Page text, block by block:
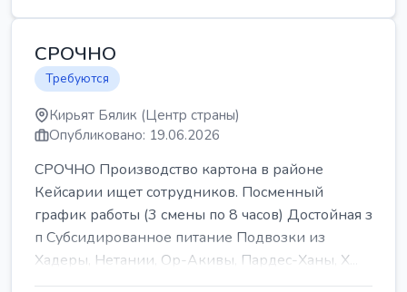
СРОЧНО
Требуются
Кирьят Бялик (Центр страны)
Опубликовано: 19.06.2026
СРОЧНО Производство картона в районе
Кейсарии ищет сотрудников. Посменный
график работы (3 смены по 8 часов) Достойная з
п Субсидированное питание Подвозки из
Хадеры, Нетании, Ор-Акивы, Пардес-Ханы, Х...